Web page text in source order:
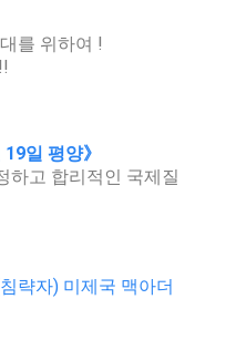
를 위하여 !
일 평양》
하고 합리적인 국제질
략자) 미제국 맥아더